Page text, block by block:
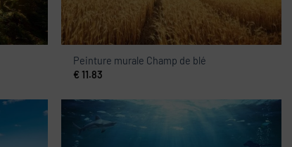
Peinture murale Champ de blé
€ 11.83